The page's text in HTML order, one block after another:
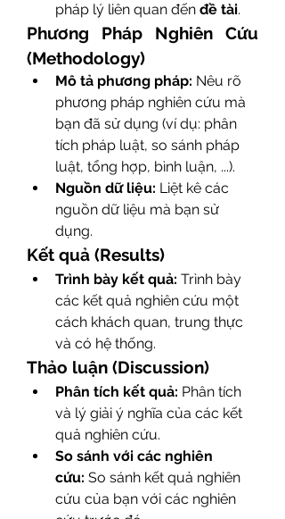
pháp lý liên quan đến đề tài.
Phương Pháp Nghiên Cứu
(Methodology)
Mô tả phương pháp: Nêu rõ
phương pháp nghiên cứu mà
bạn đã sử dụng (ví dụ: phân
tích pháp luật, so sánh pháp
luật, tổng hợp, bình luận, ...).
Nguồn dữ liệu: Liệt kê các
nguồn dữ liệu mà bạn sử
dụng.
Kết quả (Results)
Trình bày kết quả: Trình bày
các kết quả nghiên cứu một
cách khách quan, trung thực
và có hệ thống.
Thảo luận (Discussion)
Phân tích kết quả: Phân tích
và lý giải ý nghĩa của các kết
quả nghiên cứu.
So sánh với các nghiên
cứu: So sánh kết quả nghiên
cứu của bạn với các nghiên